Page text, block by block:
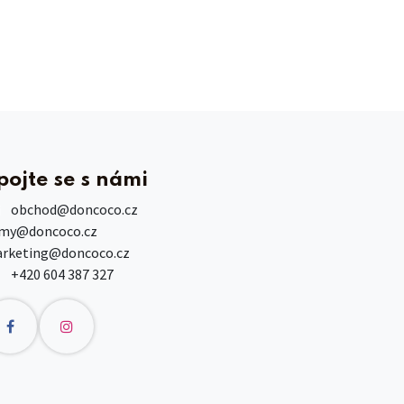
se s námi
obchod@doncoco.cz
+420 604 387 327